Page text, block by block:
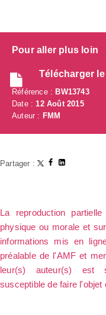
Pour aller plus loin
Télécharger
Référence :BW13743
Date : 12 Août 2015
Auteur : FMM
Partager :
La reproduction
physique ou morale et
informations mis en
préalable de l'AMF et
leur(s) auteur(s) est
susceptible de faire l'objet